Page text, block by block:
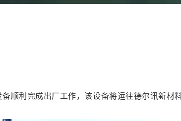
顺利完成出厂工作，该设备将运往德尔讯新材